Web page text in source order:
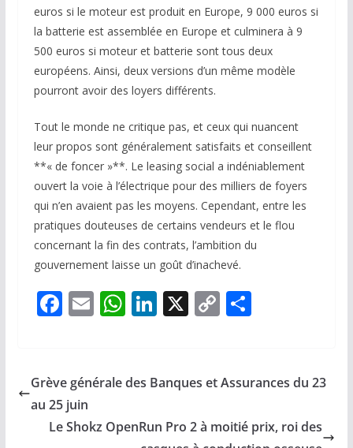
euros si le moteur est produit en Europe, 9 000 euros si
la batterie est assemblée en Europe et culminera à 9
500 euros si moteur et batterie sont tous deux
européens. Ainsi, deux versions d’un même modèle
pourront avoir des loyers différents.
Tout le monde ne critique pas, et ceux qui nuancent
leur propos sont généralement satisfaits et conseillent
**« de foncer »**. Le leasing social a indéniablement
ouvert la voie à l’électrique pour des milliers de foyers
qui n’en avaient pas les moyens. Cependant, entre les
pratiques douteuses de certains vendeurs et le flou
concernant la fin des contrats, l’ambition du
gouvernement laisse un goût d’inachevé.
F
b
o
o
E
l
W
s
p
Li
e
n
X C
y
n
P
g
Grève générale des Banques et Assurances du 23
au 25 juin
Le Shokz OpenRun Pro 2 à moitié prix, roi des